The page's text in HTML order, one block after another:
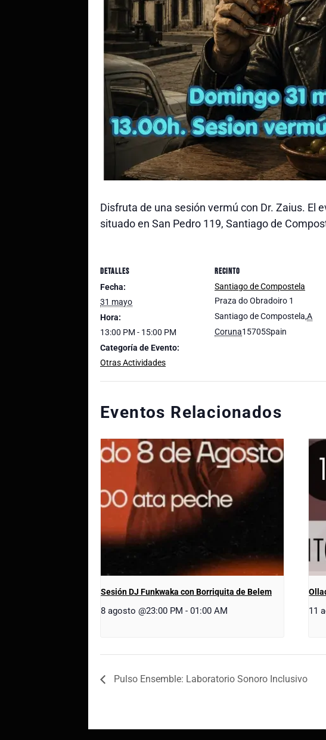
Disfruta de una sesión vermú con Dr. Zaius. El
situado en San Pedro 119, Santiago de
DETALLES
Fecha:
31 mayo
Hora:
13:00 PM - 15:00 PM
Categoría de Evento:
Otras Actividades
RECINTO
Santiago de Compostela
Praza do Obradoiro 1
Santiago de Compostela,A
Coruna15705Spain
Eventos Relacionados
Sesión DJ Funkwaka con Borriquita de Belem
8 agosto @23:00 PM - 01:00 AM 11
Pulso Ensemble: Laboratorio Sonoro Inclusivo